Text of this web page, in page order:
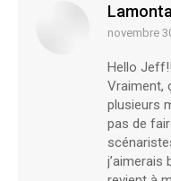
says:
novembre
Hello
Vraiment,
plusieurs
pas de
j’aimerais